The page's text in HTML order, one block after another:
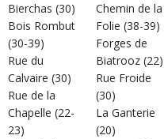
Bierchas (30)
Bois Rombut
(30-39)
Rue du
Calvaire (30)
Rue de la
Chapelle (22-
23)
Chemin de la
Folie (38-39)
Forges de
Biatrooz (22)
Rue Froide
(30)
La Ganterie
(20)